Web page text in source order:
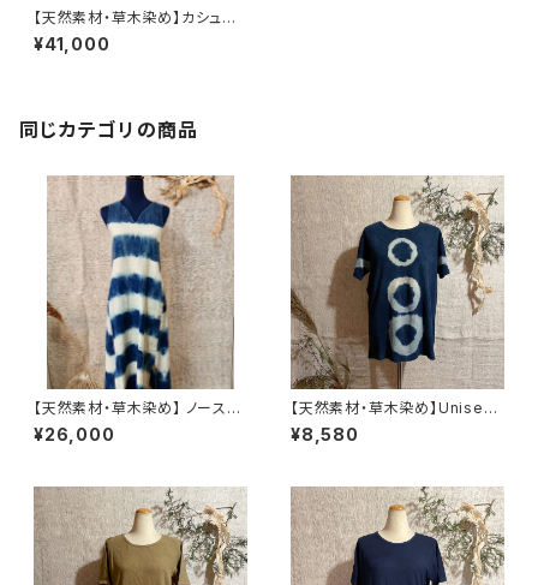
【天然素材・草木染め】カシュク
ール ナチュラル
¥41,000
同じカテゴリの商品
【天然素材・草木染め】 ノースリ
ーブワンピース ヘンプオーガニ
ックコットン
¥26,000
【天然素材・草木染め】Unisex
Tシャツ ヘンプコットン 柄あ
り
¥8,580